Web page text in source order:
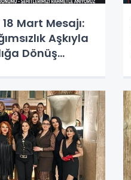
Mart Mesajı:
Aşkıyla
Dönüş